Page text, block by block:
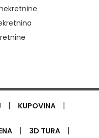
| KUPOVINA |
| 3D TURA |